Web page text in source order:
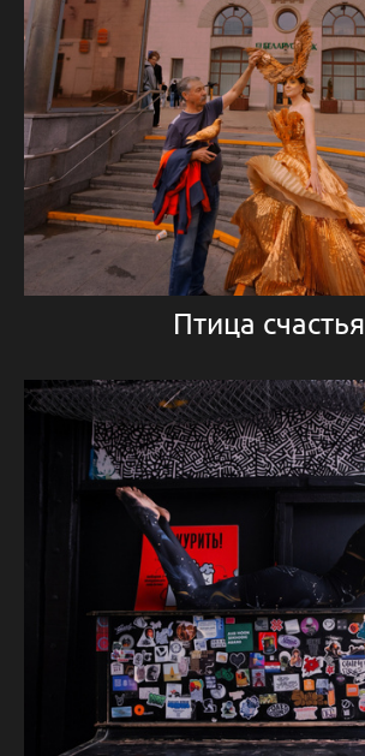
Птица счастья